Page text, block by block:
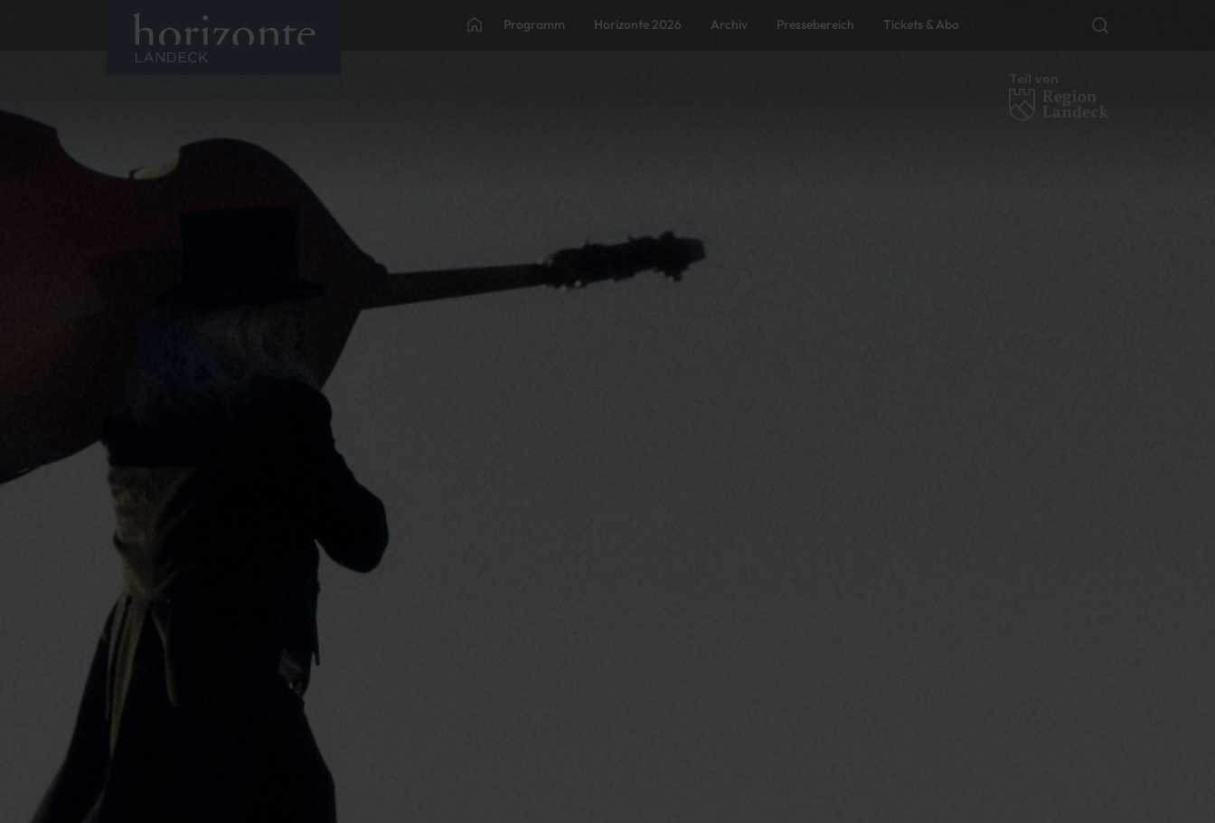
Programm Horizonte 2026 Archiv Pressebereich Tickets & Abo
Teil von